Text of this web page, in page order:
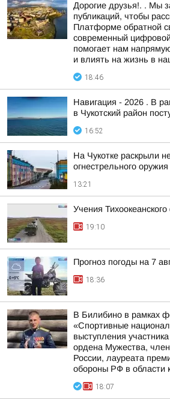
Дорогие друзья!. . Мы
публикаций, чтобы
Платформе обратной
современный
помогает нам
и влиять на жизнь в
18:46
Навигация - 2026 . В
в Чукотский район
16:52
На Чукотке раскрыли
огнестрельного оружия
13:21
Учения
19:10
Прогноз погоды на 7
18:36
В Билибино в рамках
«Спортивные
выступления
ордена Мужества,
России, лауреата
обороны РФ в области
18:07